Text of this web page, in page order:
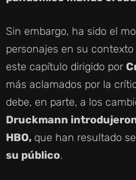
Sin embargo, ha sido el
personajes en su
este capítulo dirigido por
más aclamados por la
debe, en parte, a los
Druckmann
HBO, que han resultado
su público.